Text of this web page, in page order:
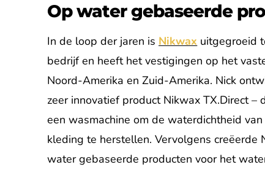
Op water gebaseerde
In de loop der jaren is Nikwax uitgegroeid
bedrijf en heeft het vestigingen op het
Noord-Amerika en Zuid-Amerika. Nick
zeer innovatief product Nikwax TX.Direct –
een wasmachine om de waterdichtheid
kleding te herstellen. Vervolgens creëerde
water gebaseerde producten voor het